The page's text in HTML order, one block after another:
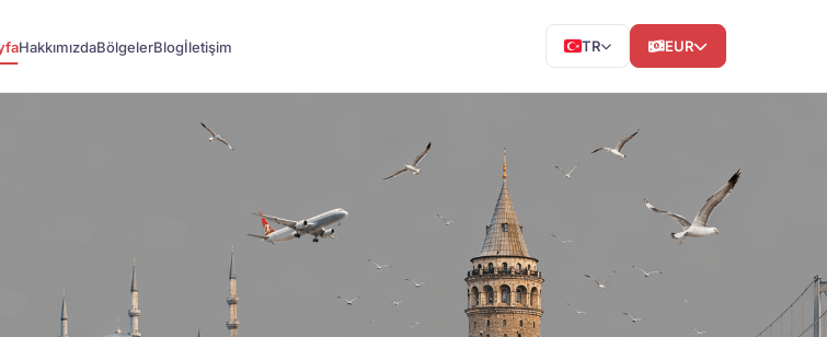
HakkımızdaBölgelerBlogİletişim TR EUR